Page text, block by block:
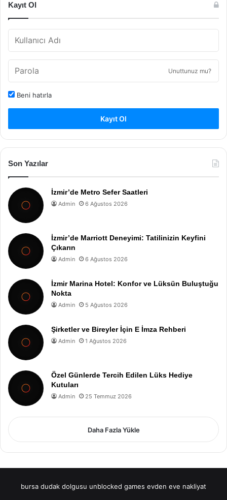
Kayıt Ol
Unuttunuz mu?
Beni hatırla
Kayıt Ol
Son Yazılar
İzmir’de Metro Sefer Saatleri
Admin 6 Ağustos 2026
İzmir’de Marriott Deneyimi: Tatilinizin Keyfini
Çıkarın
Admin 6 Ağustos 2026
İzmir Marina Hotel: Konfor ve Lüksün Buluştuğu
Nokta
Admin 5 Ağustos 2026
Şirketler ve Bireyler İçin E İmza Rehberi
Admin 1 Ağustos 2026
Özel Günlerde Tercih Edilen Lüks Hediye
Kutuları
Admin 25 Temmuz 2026
Daha Fazla Yükle
bursa dudak dolgusu unblocked games evden eve nakliyat